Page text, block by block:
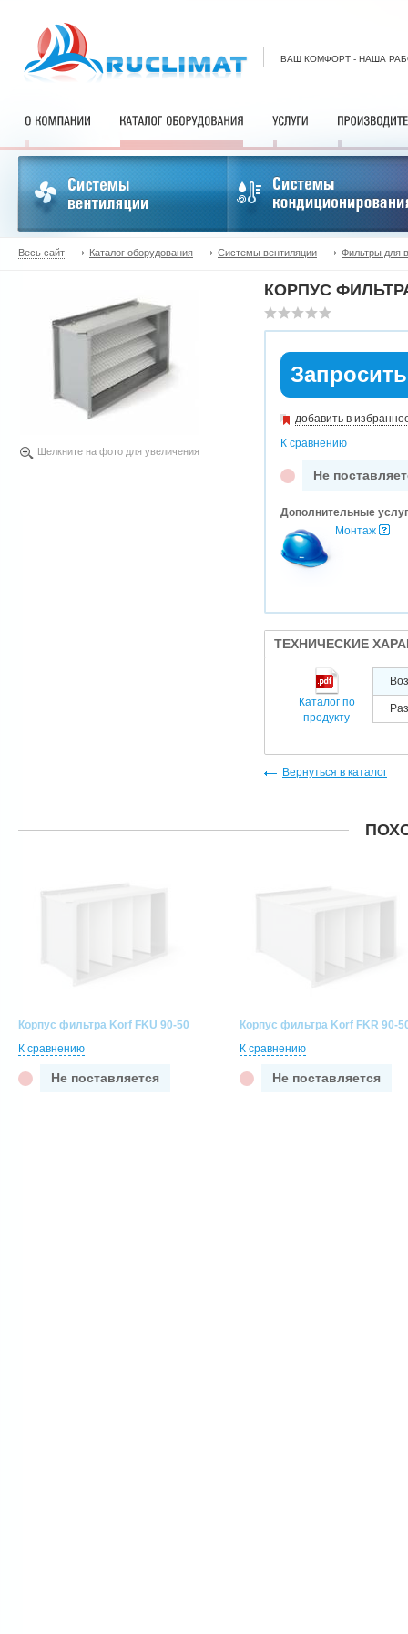
ВАШ КОМФОРТ - НАША
Весь сайт Каталог оборудования Системы вентиляции Фильтры для
Щелкните на фото для увеличения
КОРПУС
добавить в
К сравнению
Не
Дополнительные
Монтаж
ТЕХНИЧЕСКИЕ
Каталог по
продукту
Вернуться в каталог
Корпус фильтра Korf FKU 90-50
К сравнению
Не поставляется
Корпус фильтра Korf FKR 90-
К сравнению
Не поставляется